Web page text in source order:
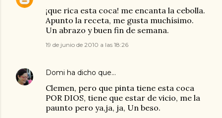
¡que rica esta coca! me encanta la cebolla.
Apunto la receta, me gusta muchísimo.
Un abrazo y buen fin de semana.
19 de junio de 2010 a las 18:26
Domi ha dicho que…
Clemen, pero que pinta tiene esta coca
POR DIOS, tiene que estar de vicio, me la
paunto pero ya,ja, ja, Un beso.